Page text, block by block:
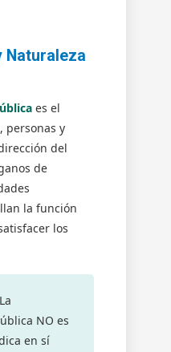
Naturaleza
es el
personas y
del
de
la función
los
La
NO es
en sí